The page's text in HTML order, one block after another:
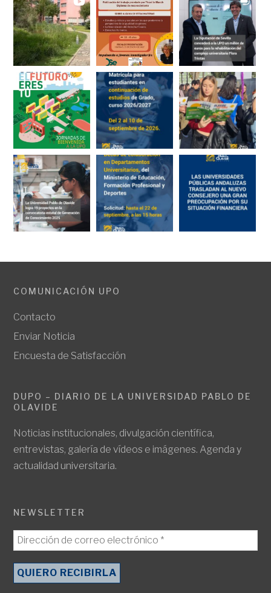
COMUNICACIÓN UPO
Contacto
Enviar Noticia
Encuesta de Satisfacción
DUPO – DIARIO DE LA UNIVERSIDAD PABLO DE
OLAVIDE
Noticias institucionales, divulgación científica,
entrevistas, galería de vídeos e imágenes. Agenda y
actualidad universitaria.
NEWSLETTER